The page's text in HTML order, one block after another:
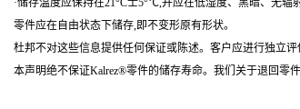
·储存温度应保持在21°C士5°℃,并应在低湿度、黑暗、无辐
零件应在自由状态下储存,即不变形原有形状。
杜邦不对这些信息提供任何保证或陈述。客户应进行独立
本声明绝不保证Kalrez®零件的储存寿命。我们关于退回零